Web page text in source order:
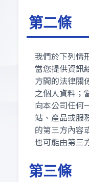
第二條
我們於下列情
當您提供資訊
方間的法律關
之個人資料；
向本公司任何
站、產品或服
的第三方內容
也可能由第三
第三條